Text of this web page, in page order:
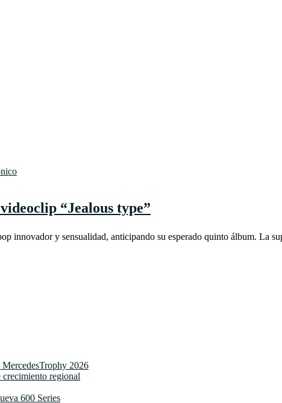
“Jealous type”
innovador y sensualidad, anticipando su esperado quinto álbum. La
2026
crecimiento regional
600 Series